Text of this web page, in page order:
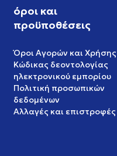
όροι και
προϋποθέσεις
Όροι Αγορών και Χρήσης
Κώδικας δεοντολογίας
ηλεκτρονικού εμπορίου
Πολιτική προσωπικών
δεδομένων
Αλλαγές και επιστροφές